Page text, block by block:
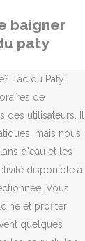
baigner
paty
Lac du Paty;
de
utilisateurs. Il
mais nous
d'eau et les
disponible à
Vous
et profiter
quelques